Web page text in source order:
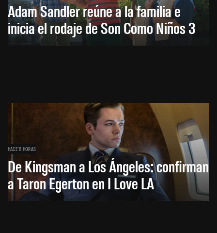
Adam Sandler reúne a la familia e
inicia el rodaje de Son Como Niños 3
HACE 11 HORAS
De Kingsman a Los Ángeles: confirman
a Taron Egerton en I Love LA